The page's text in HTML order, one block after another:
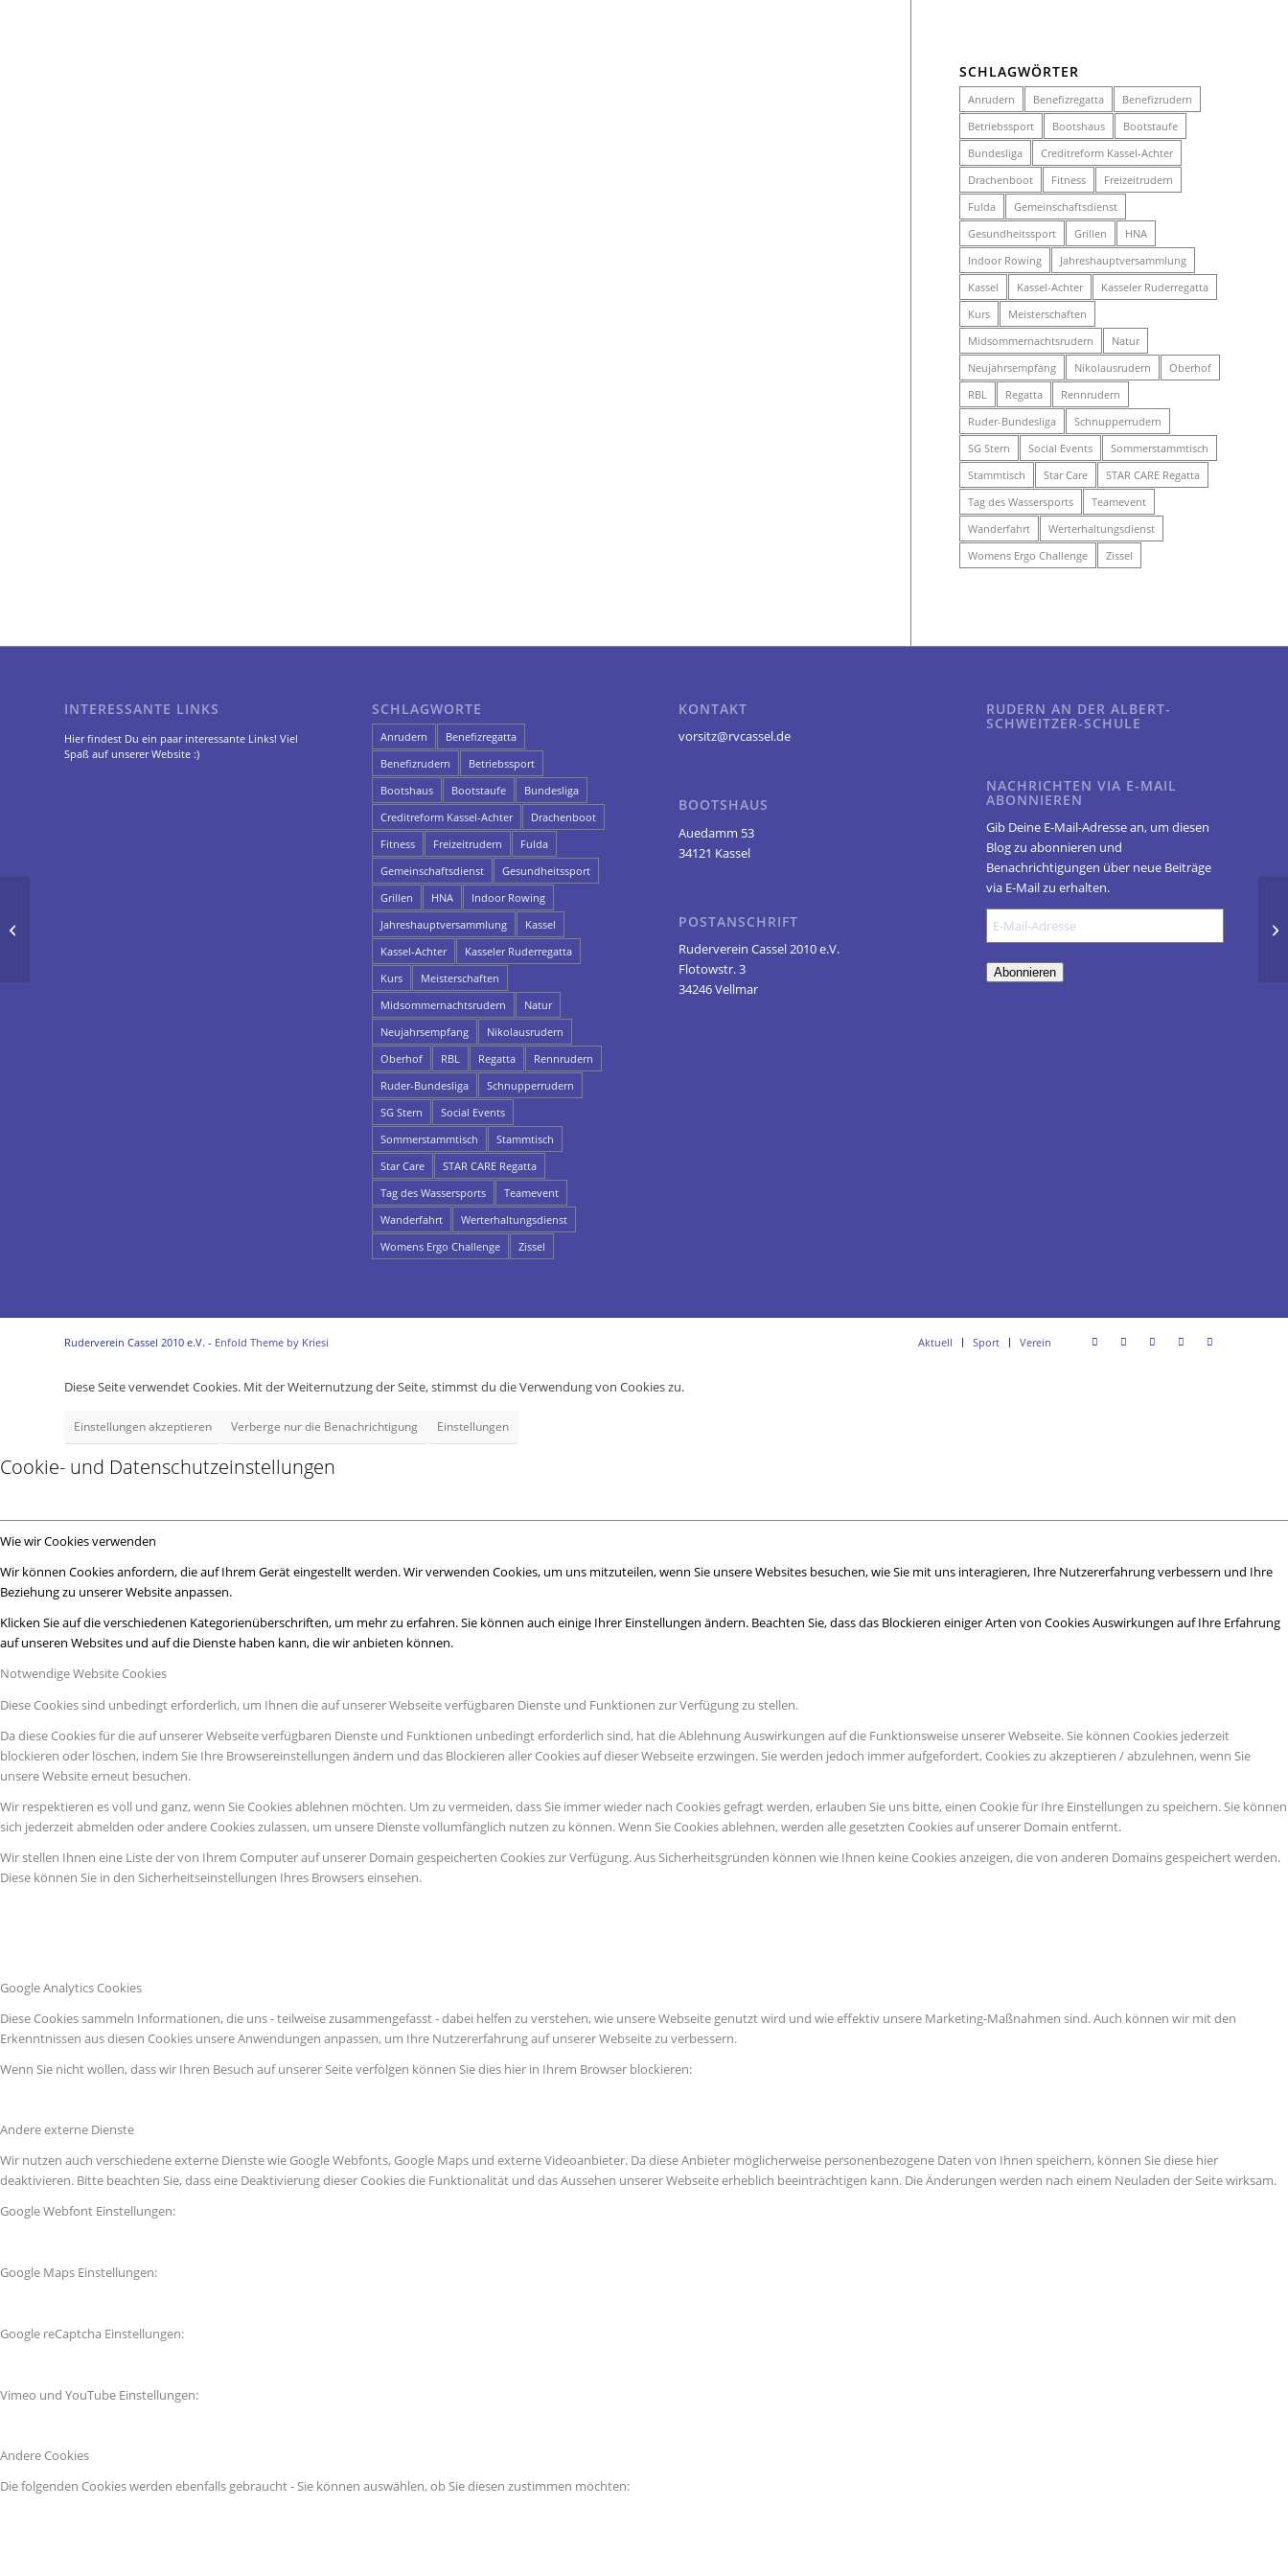
SCHLAGWÖRTER
Anrudern Benefizregatta
Benefizrudern
Betriebssport
Bootshaus
Bootstaufe
Bundesliga
Creditreform Kassel-Achter
Drachenboot
Fitness
Freizeitrudern
Fulda
Gemeinschaftsdienst
Gesundheitssport
Grillen
HNA
Indoor Rowing
Jahreshauptversammlung
Kassel
Kassel-Achter
Kasseler Ruderregatta
Kurs
Meisterschaften
Midsommernachtsrudern
Natur
Neujahrsempfang
Nikolausrudern
Oberhof
RBL
Regatta
Rennrudern
Ruder-Bundesliga
Schnupperrudern
SG Stern
Social Events
Sommerstammtisch
Stammtisch
Star Care
STAR CARE Regatta
Tag des Wassersports
Teamevent
Wanderfahrt
Werterhaltungsdienst
Womens Ergo Challenge
Zissel
INTERESSANTE LINKS
Hier findest Du ein paar interessante Links! Viel
Spaß auf unserer Website :)
SCHLAGWORTE
Anrudern
Benefizregatta
Benefizrudern
Betriebssport
Bootshaus
Bootstaufe
Bundesliga
Creditreform Kassel-Achter
Drachenboot
Fitness
Freizeitrudern
Fulda
Gemeinschaftsdienst
Gesundheitssport
Grillen
HNA
Indoor Rowing
Jahreshauptversammlung
Kassel
Kassel-Achter
Kasseler Ruderregatta
Kurs
Meisterschaften
Midsommernachtsrudern
Natur
Neujahrsempfang
Nikolausrudern
Oberhof
RBL Regatta
Rennrudern
Ruder-Bundesliga
Schnupperrudern
SG Stern
Social Events
Sommerstammtisch
Stammtisch
Star Care
STAR CARE Regatta
Tag des Wassersports
Teamevent
Wanderfahrt
Werterhaltungsdienst
Womens Ergo Challenge
Zissel
KONTAKT
vorsitz@rvcassel.de
BOOTSHAUS
Auedamm 53
34121 Kassel
POSTANSCHRIFT
Ruderverein Cassel 2010 e.V.
Flotowstr. 3
34246 Vellmar
RUDERN AN DER ALBERT-
SCHWEITZER-SCHULE
NACHRICHTEN VIA E-MAIL
ABONNIEREN
Gib Deine E-Mail-Adresse an, um diesen
Blog zu abonnieren und
Benachrichtigungen über neue Beiträge
via E-Mail zu erhalten.
E-
Mail-
Adresse
Abonnieren
Ruderverein Cassel 2010 e.V. - Enfold Theme by Kriesi Aktuell Sport Verein
Diese Seite verwendet Cookies. Mit der Weiternutzung der Seite, stimmst du die Verwendung von Cookies zu.
Einstellungen akzeptieren Verberge nur die Benachrichtigung Einstellungen
Cookie- und Datenschutzeinstellungen
Wie wir Cookies verwenden
Wir können Cookies anfordern, die auf Ihrem Gerät eingestellt werden. Wir verwenden Cookies, um uns mitzuteilen, wenn Sie unsere Websites besuchen, wie Sie mit uns interagieren, Ihre Nutzererfahrung verbessern und Ihre
Beziehung zu unserer Website anpassen.
Klicken Sie auf die verschiedenen Kategorienüberschriften, um mehr zu erfahren. Sie können auch einige Ihrer Einstellungen ändern. Beachten Sie, dass das Blockieren einiger Arten von Cookies Auswirkungen auf Ihre Erfahrung
auf unseren Websites und auf die Dienste haben kann, die wir anbieten können.
Notwendige Website Cookies
Diese Cookies sind unbedingt erforderlich, um Ihnen die auf unserer Webseite verfügbaren Dienste und Funktionen zur Verfügung zu stellen.
Da diese Cookies für die auf unserer Webseite verfügbaren Dienste und Funktionen unbedingt erforderlich sind, hat die Ablehnung Auswirkungen auf die Funktionsweise unserer Webseite. Sie können Cookies jederzeit
blockieren oder löschen, indem Sie Ihre Browsereinstellungen ändern und das Blockieren aller Cookies auf dieser Webseite erzwingen. Sie werden jedoch immer aufgefordert, Cookies zu akzeptieren / abzulehnen, wenn Sie
unsere Website erneut besuchen.
Wir respektieren es voll und ganz, wenn Sie Cookies ablehnen möchten. Um zu vermeiden, dass Sie immer wieder nach Cookies gefragt werden, erlauben Sie uns bitte, einen Cookie für Ihre Einstellungen zu speichern. Sie können
sich jederzeit abmelden oder andere Cookies zulassen, um unsere Dienste vollumfänglich nutzen zu können. Wenn Sie Cookies ablehnen, werden alle gesetzten Cookies auf unserer Domain entfernt.
Wir stellen Ihnen eine Liste der von Ihrem Computer auf unserer Domain gespeicherten Cookies zur Verfügung. Aus Sicherheitsgründen können wie Ihnen keine Cookies anzeigen, die von anderen Domains gespeichert werden.
Diese können Sie in den Sicherheitseinstellungen Ihres Browsers einsehen.
Google Analytics Cookies
Diese Cookies sammeln Informationen, die uns - teilweise zusammengefasst - dabei helfen zu verstehen, wie unsere Webseite genutzt wird und wie effektiv unsere Marketing-Maßnahmen sind. Auch können wir mit den
Erkenntnissen aus diesen Cookies unsere Anwendungen anpassen, um Ihre Nutzererfahrung auf unserer Webseite zu verbessern.
Wenn Sie nicht wollen, dass wir Ihren Besuch auf unserer Seite verfolgen können Sie dies hier in Ihrem Browser blockieren:
Andere externe Dienste
Wir nutzen auch verschiedene externe Dienste wie Google Webfonts, Google Maps und externe Videoanbieter. Da diese Anbieter möglicherweise personenbezogene Daten von Ihnen speichern, können Sie diese hier
deaktivieren. Bitte beachten Sie, dass eine Deaktivierung dieser Cookies die Funktionalität und das Aussehen unserer Webseite erheblich beeinträchtigen kann. Die Änderungen werden nach einem Neuladen der Seite wirksam.
Google Webfont Einstellungen:
Google Maps Einstellungen:
Google reCaptcha Einstellungen:
Vimeo und YouTube Einstellungen:
Andere Cookies
Die folgenden Cookies werden ebenfalls gebraucht - Sie können auswählen, ob Sie diesen zustimmen möchten: